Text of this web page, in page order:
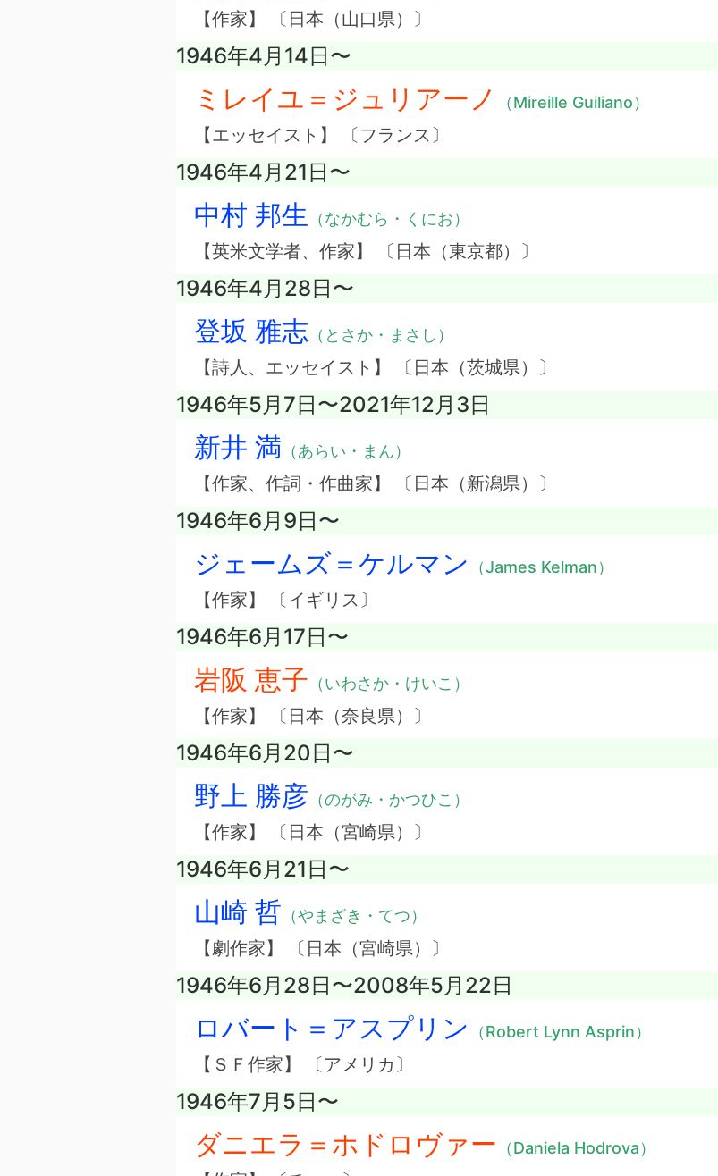
【作家】 〔日本（山口県）〕
1946年4月14日〜
ミレイユ＝ジュリアーノ （Mireille Guiliano）
【エッセイスト】 〔フランス〕
1946年4月21日〜
中村 邦生 （なかむら・くにお）
【英米文学者、作家】 〔日本（東京都）〕
1946年4月28日〜
登坂 雅志 （とさか・まさし）
【詩人、エッセイスト】 〔日本（茨城県）〕
1946年5月7日〜2021年12月3日
新井 満 （あらい・まん）
【作家、作詞・作曲家】 〔日本（新潟県）〕
1946年6月9日〜
ジェームズ＝ケルマン （James Kelman）
【作家】 〔イギリス〕
1946年6月17日〜
岩阪 恵子 （いわさか・けいこ）
【作家】 〔日本（奈良県）〕
1946年6月20日〜
野上 勝彦 （のがみ・かつひこ）
【作家】 〔日本（宮崎県）〕
1946年6月21日〜
山崎 哲 （やまざき・てつ）
【劇作家】 〔日本（宮崎県）〕
1946年6月28日〜2008年5月22日
ロバート＝アスプリン （Robert Lynn Asprin）
【ＳＦ作家】 〔アメリカ〕
1946年7月5日〜
ダニエラ＝ホドロヴァー （Daniela Hodrova）